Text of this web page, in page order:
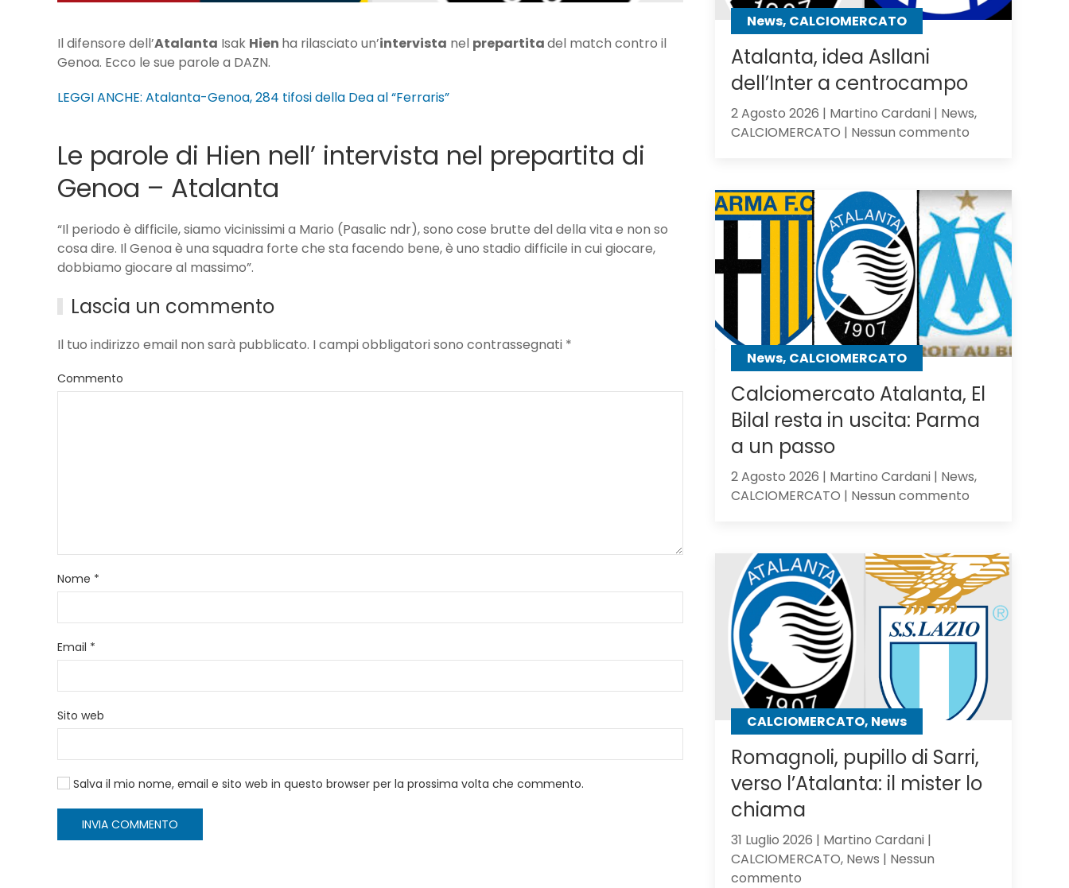
Il difensore dell’Atalanta Isak Hien ha rilasciato un’intervista nel prepartitadel match contro il
Genoa. Ecco le sue parole a DAZN.
LEGGI ANCHE: Atalanta-Genoa, 284 tifosi della Dea al “Ferraris”
Le parole di Hien nell’ intervista nel prepartita di
Genoa – Atalanta
“Il periodo è difficile, siamo vicinissimi a Mario (Pasalic ndr), sono cose brutte del della vita e non so
cosa dire. Il Genoa è una squadra forte che sta facendo bene, è uno stadio difficile in cui giocare,
dobbiamo giocare al massimo”.
Lascia un commento
Il tuo indirizzo email non sarà pubblicato. I campi obbligatori sono contrassegnati *
Commento
Nome *
Email *
Sito web
Salva il mio nome, email e sito web in questo browser per la prossima volta che commento.
INVIA COMMENTO
contro
gli
News, CALCIOMERCATO
Atalanta, idea Asllani
dell’Inter a centrocampo
2 Agosto 2026 | Martino Cardani | News,
CALCIOMERCATO | Nessun commentosu
Asllani
dell’Inter
a
centrocampo
News, CALCIOMERCATO
Calciomercato Atalanta, El
Bilal resta in uscita: Parma
a un passo
2 Agosto 2026 | Martino Cardani | News,
CALCIOMERCATO | Nessun commentosu
El
Bilal
resta
in
uscita:
Parma
un
passo
CALCIOMERCATO, News
Romagnoli, pupillo di Sarri,
verso l’Atalanta: il mister lo
chiama
31 Luglio 2026 | Martino Cardani |
CALCIOMERCATO, News | Nessun
commentosu